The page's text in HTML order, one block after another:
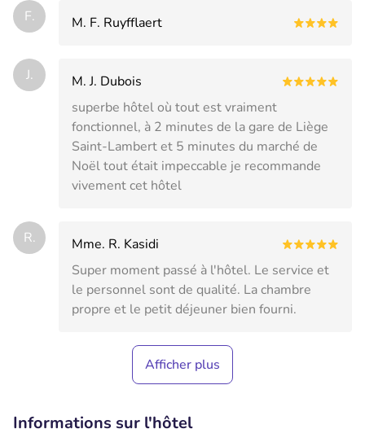
F. M. F. Ruyfflaert
J.
M. J. Dubois
superbe hôtel où tout est vraiment
fonctionnel, à 2 minutes de la gare de Liège
Saint-Lambert et 5 minutes du marché de
Noël tout était impeccable je recommande
vivement cet hôtel
R.
Mme. R. Kasidi
Super moment passé à l'hôtel. Le service et
le personnel sont de qualité. La chambre
propre et le petit déjeuner bien fourni.
Afficher plus
Informations sur l'hôtel